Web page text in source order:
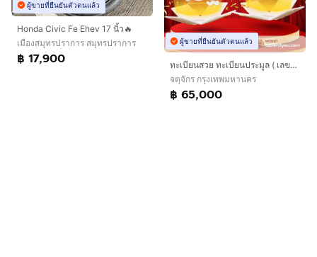
ผู้ขายที่ยืนยันตัวตนแล้ว
Honda Civic Fe Ehev 17 นิ้ว🔥
เมืองสมุทรปราการ สมุทรปราการ
฿ 17,900
ผู้ขายที่ยืนยันตัวตนแล้ว
ทะเบียนสวย ทะเบียนประมูล ( เลขสวย กราฟฟิก 4ขฐ 4ขฒ ) ทะเบียนรถยนต์ ทะเบียนมงคล ทะเบียนผลรวมดี ทะเบียนทูยู ทะเบียนราคาถูก เลขมงคล มีหน้าร้าน ถ
จตุจักร กรุงเทพมหานคร
฿ 65,000